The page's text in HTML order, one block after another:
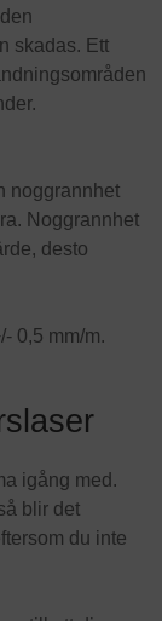
skadas. Ett
noggrannhet
Noggrannhet
desto
0,5 mm/m.
igång med.
blir det
du inte